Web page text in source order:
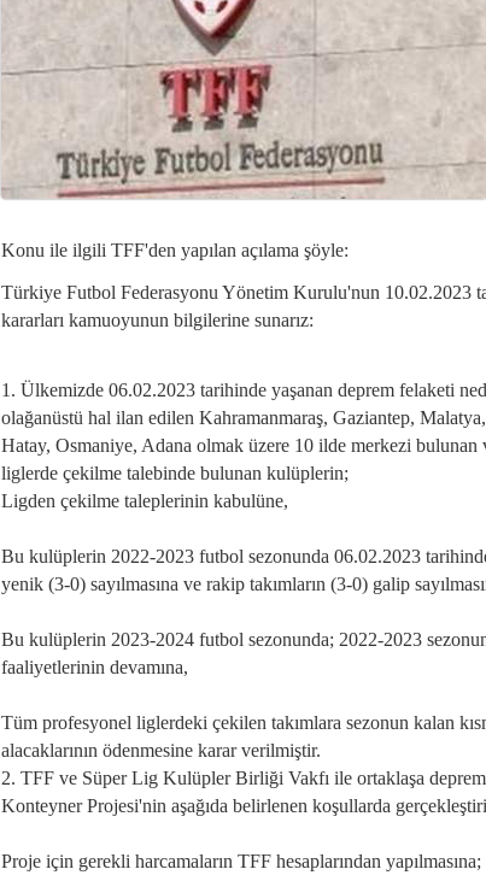
Konu ile ilgili TFF'den yapılan açılama şöyle:
Türkiye Futbol Federasyonu Yönetim Kurulu'nun 10.02.2023
kararları kamuoyunun bilgilerine sunarız:
1. Ülkemizde 06.02.2023 tarihinde yaşanan deprem felaketi
olağanüstü hal ilan edilen Kahramanmaraş, Gaziantep,
Hatay, Osmaniye, Adana olmak üzere 10 ilde merkezi bulunan
liglerde çekilme talebinde bulunan kulüplerin;
Ligden çekilme taleplerinin kabulüne,
Bu kulüplerin 2022-2023 futbol sezonunda 06.02.2023
yenik (3-0) sayılmasına ve rakip takımların (3-0) galip
Bu kulüplerin 2023-2024 futbol sezonunda; 2022-2023
faaliyetlerinin devamına,
Tüm profesyonel liglerdeki çekilen takımlara sezonun kalan
alacaklarının ödenmesine karar verilmiştir.
2. TFF ve Süper Lig Kulüpler Birliği Vakfı ile ortaklaşa
Konteyner Projesi'nin aşağıda belirlenen koşullarda
Proje için gerekli harcamaların TFF hesaplarından yapılmasına;